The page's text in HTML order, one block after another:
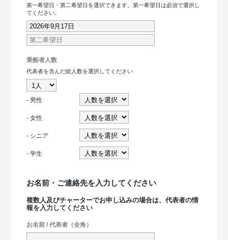
第一希望日・第二希望日を選択できます。第一希望日は必須で選択し
てください。
乗船者人数
代表者を含んだ総人数を選択してください
- 男性
- 女性
- シニア
- 学生
お名前・ご連絡先を入力してください
複数人及びチャーターでお申し込みの場合は、代表者の情
報を入力してください
お名前 / 代表者（全角）